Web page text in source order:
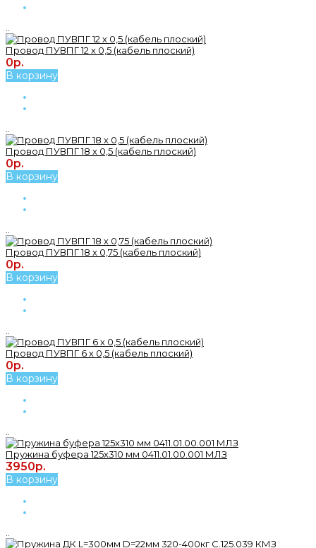
Провод ПУВПГ 12 х 0,5 (кабель плоский)
0р.
В корзину
Провод ПУВПГ 18 х 0,5 (кабель плоский)
0р.
В корзину
Провод ПУВПГ 18 х 0,75 (кабель плоский)
0р.
В корзину
Провод ПУВПГ 6 х 0,5 (кабель плоский)
0р.
В корзину
Пружина буфера 125х310 мм 0411.01.00.001 МЛЗ
3950р.
В корзину